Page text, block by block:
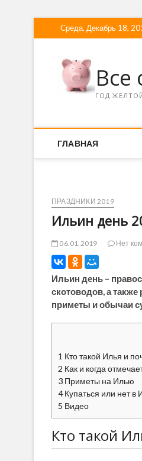
Среда, Декабрь 18,
Все
ГОД
ГЛАВНАЯ
ПРАЗДНИКИ 2019
Ильин день
06.01.2019 Нет
Ильин день –
скотоводов, а
приметы и обычаи
1 Кто такой Илья и
2 Как и когда
3 Приметы на Илью
4Купаться или нет в
5 Видео
Кто такой